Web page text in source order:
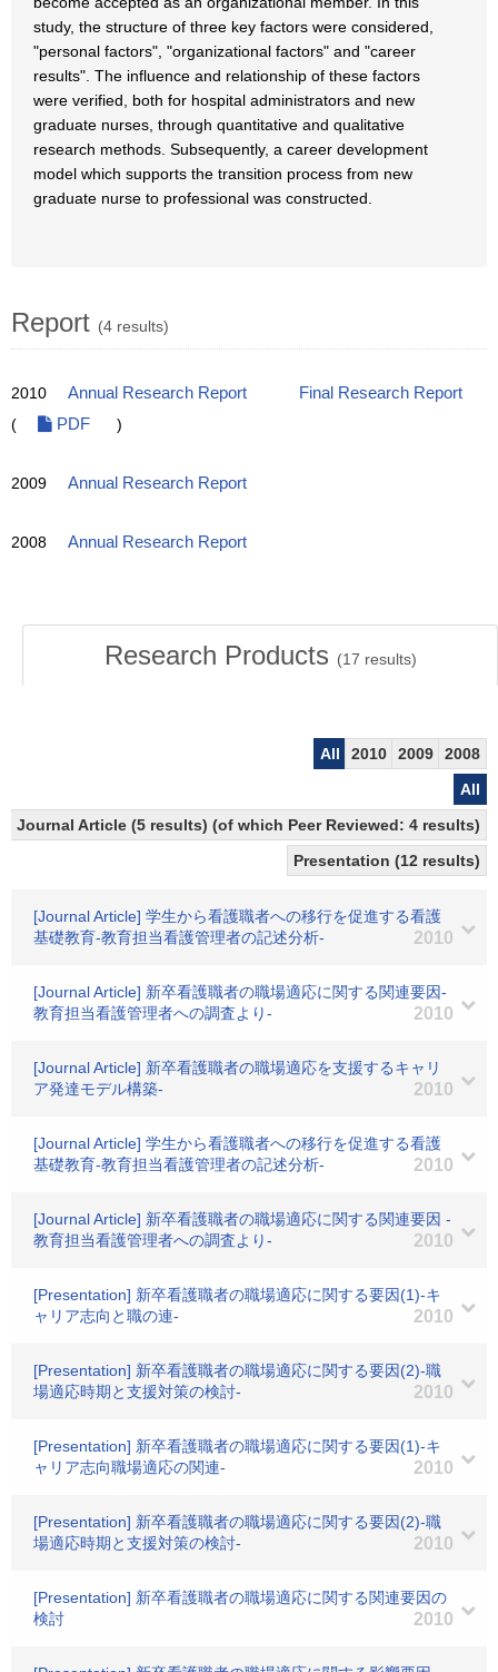
study, the structure of three key factors were considered,
"personal factors", "organizational factors" and "career
results". The influence and relationship of these factors
were verified, both for hospital administrators and new
graduate nurses, through quantitative and qualitative
research methods. Subsequently, a career development
model which supports the transition process from new
graduate nurse to professional was constructed.
Report (4 results)
2010 Annual Research Report
Final Research Report
(
PDF )
2009 Annual Research Report
2008 Annual Research Report
Research Products (17 results)
All 2010 2009
2008
All
Journal Article (5 results) (of which Peer Reviewed: 4 results)
Presentation (12 results)
[Journal Article] 学生から看護職者への移行を促進する看護
基礎教育-教育担当看護管理者の記述分析-
2010
[Journal Article] 新卒看護職者の職場適応に関する関連要因-
教育担当看護管理者への調査より-
2010
[Journal Article] 新卒看護職者の職場適応を支援するキャリ
ア発達モデル構築-
2010
[Journal Article] 学生から看護職者への移行を促進する看護
基礎教育-教育担当看護管理者の記述分析-
2010
[Journal Article] 新卒看護職者の職場適応に関する関連要因 -
教育担当看護管理者への調査より-
2010
[Presentation] 新卒看護職者の職場適応に関する要因(1)-キ
ャリア志向と職の連-
2010
[Presentation] 新卒看護職者の職場適応に関する要因(2)-職
場適応時期と支援対策の検討-
2010
[Presentation] 新卒看護職者の職場適応に関する要因(1)-キ
ャリア志向職場適応の関連-
2010
[Presentation] 新卒看護職者の職場適応に関する要因(2)-職
場適応時期と支援対策の検討-
2010
[Presentation] 新卒看護職者の職場適応に関する関連要因の
検討
2010